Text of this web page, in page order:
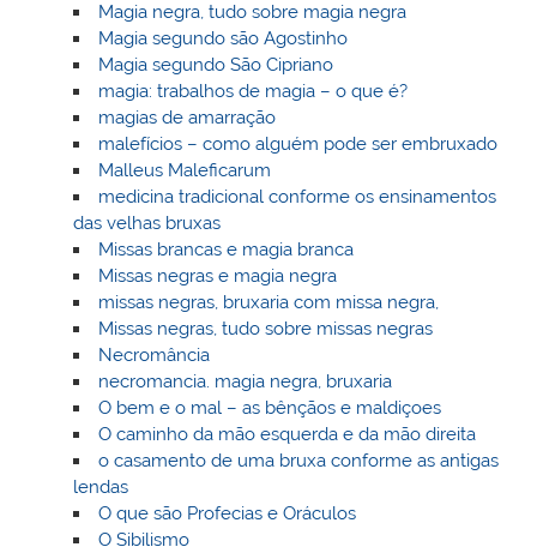
Magia negra, tudo sobre magia negra
Magia segundo são Agostinho
Magia segundo São Cipriano
magia: trabalhos de magia – o que é?
magias de amarração
malefícios – como alguém pode ser embruxado
Malleus Maleficarum
medicina tradicional conforme os ensinamentos
das velhas bruxas
Missas brancas e magia branca
Missas negras e magia negra
missas negras, bruxaria com missa negra,
Missas negras, tudo sobre missas negras
Necromância
necromancia. magia negra, bruxaria
O bem e o mal – as bênçãos e maldiçoes
O caminho da mão esquerda e da mão direita
o casamento de uma bruxa conforme as antigas
lendas
O que são Profecias e Oráculos
O Sibilismo